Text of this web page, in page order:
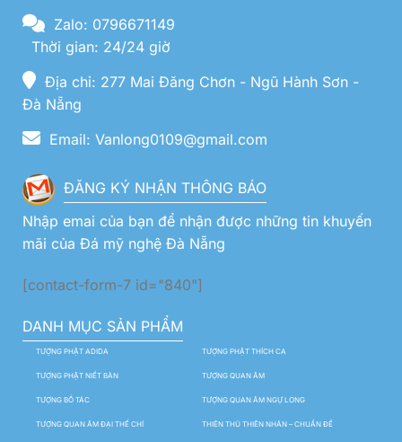
Zalo: 0796671149
Thời gian: 24/24 giờ
Địa chỉ: 277 Mai Đăng Chơn - Ngũ Hành Sơn -
Đà Nẵng
Email: Vanlong0109@gmail.com
ĐĂNG KÝ NHẬN THÔNG BÁO
Nhập emai của bạn để nhận được những tin khuyến
mãi của Đá mỹ nghệ Đà Nẵng
[contact-form-7 id="840"]
DANH MỤC SẢN PHẨM
TƯỢNG PHẬT ADIDA TƯỢNG PHẬT THÍCH CA
TƯỢNG PHẬT NIẾT BÀN TƯỢNG QUAN ÂM
TƯỢNG BỒ TÁC TƯỢNG QUAN ÂM NGỰ LONG
TƯỢNG QUAN ÂM ĐẠI THẾ CHÍ THIÊN THỦ THIÊN NHÃN – CHUẨN ĐỀ